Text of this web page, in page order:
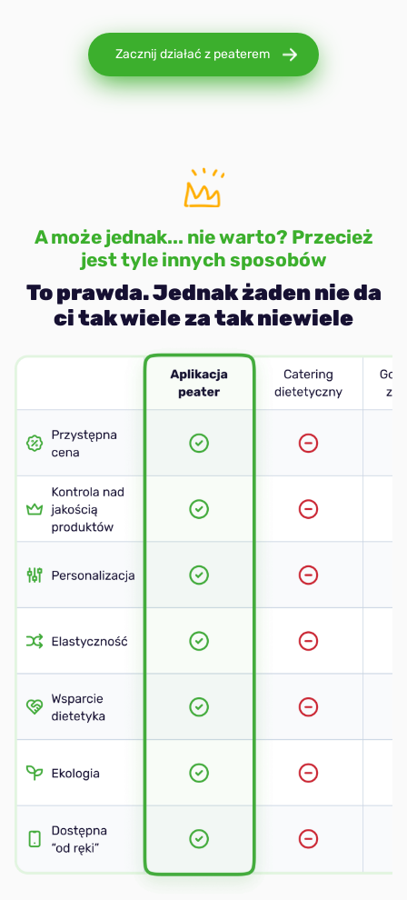
Zacznij działać z peaterem
A może jednak... nie warto? Przecież
jest tyle innych sposobów
To prawda. Jednak żaden nie da
ci tak wiele za tak niewiele